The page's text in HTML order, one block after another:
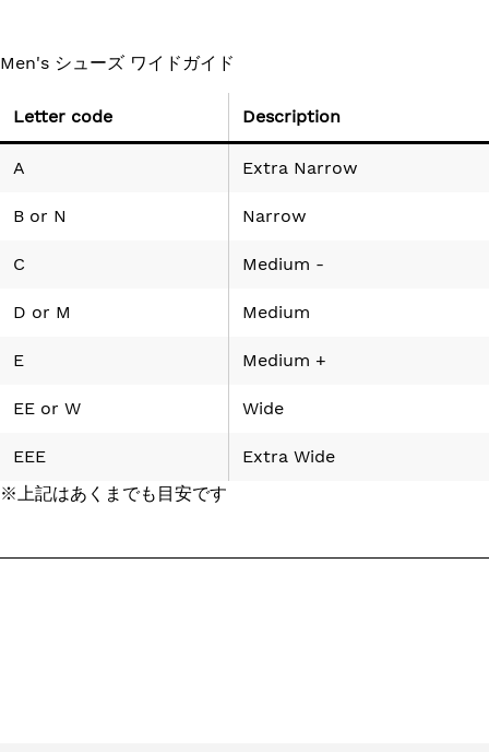
Men's シューズ ワイドガイド
Letter code Description
A Extra Narrow
B or N Narrow
C Medium -
D or M Medium
E Medium +
EE or W Wide
EEE
Extra Wide
※上記はあくまでも目安です